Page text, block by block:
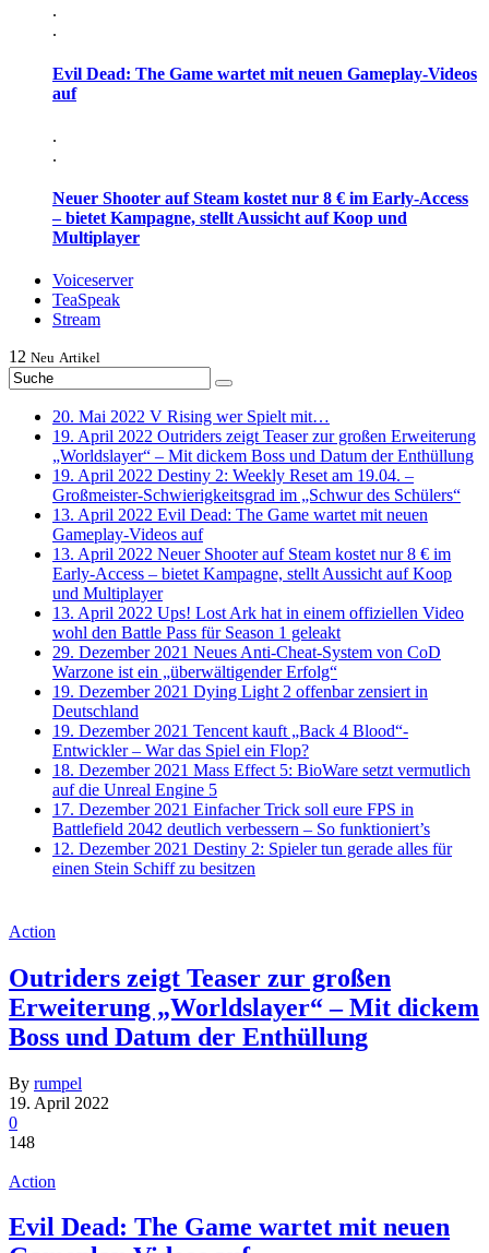
.
.
Evil Dead: The Game wartet mit neuen Gameplay-Videos
auf
.
.
Neuer Shooter auf Steam kostet nur 8 € im Early-Access
– bietet Kampagne, stellt Aussicht auf Koop und
Multiplayer
Voiceserver
TeaSpeak
Stream
12 Neu Artikel
20. Mai 2022 V Rising wer Spielt mit…
19. April 2022 Outriders zeigt Teaser zur großen Erweiterung
„Worldslayer“ – Mit dickem Boss und Datum der Enthüllung
19. April 2022 Destiny 2: Weekly Reset am 19.04. –
Großmeister-Schwierigkeitsgrad im „Schwur des Schülers“
13. April 2022 Evil Dead: The Game wartet mit neuen
Gameplay-Videos auf
13. April 2022 Neuer Shooter auf Steam kostet nur 8 € im
Early-Access – bietet Kampagne, stellt Aussicht auf Koop
und Multiplayer
13. April 2022 Ups! Lost Ark hat in einem offiziellen Video
wohl den Battle Pass für Season 1 geleakt
29. Dezember 2021 Neues Anti-Cheat-System von CoD
Warzone ist ein „überwältigender Erfolg“
19. Dezember 2021 Dying Light 2 offenbar zensiert in
Deutschland
19. Dezember 2021 Tencent kauft „Back 4 Blood“-
Entwickler – War das Spiel ein Flop?
18. Dezember 2021 Mass Effect 5: BioWare setzt vermutlich
auf die Unreal Engine 5
17. Dezember 2021 Einfacher Trick soll eure FPS in
Battlefield 2042 deutlich verbessern – So funktioniert’s
12. Dezember 2021 Destiny 2: Spieler tun gerade alles für
einen Stein Schiff zu besitzen
Action
Outriders zeigt Teaser zur großen
Erweiterung „Worldslayer“ – Mit dickem
Boss und Datum der Enthüllung
By rumpel
19. April 2022
0
148
Action
Evil Dead: The Game wartet mit neuen